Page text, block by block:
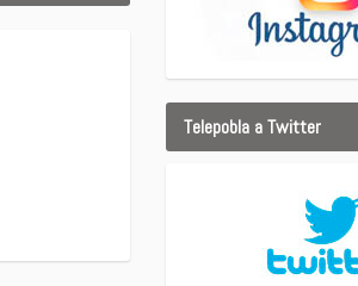
Telepobla a Twitter